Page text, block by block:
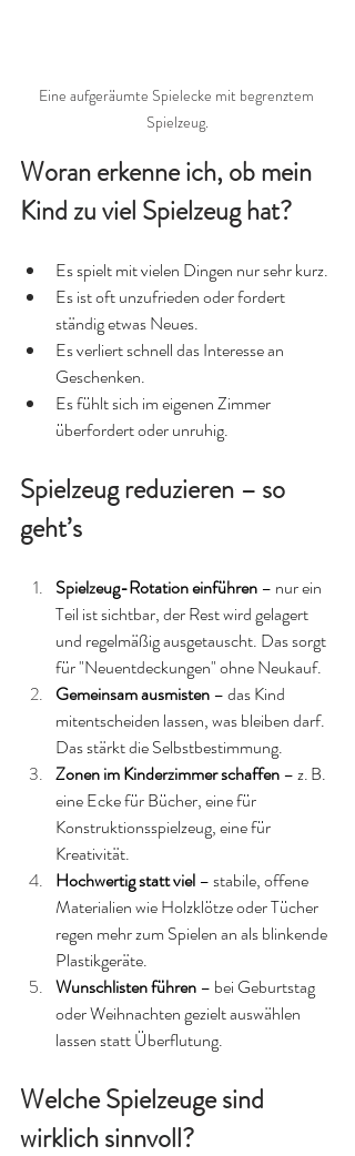
Eine aufgeräumte Spielecke mit begrenztem
Spielzeug.
Woran erkenne ich, ob mein
Kind zu viel Spielzeug hat?
Es spielt mit vielen Dingen nur sehr kurz.
Es ist oft unzufrieden oder fordert
ständig etwas Neues.
Es verliert schnell das Interesse an
Geschenken.
Es fühlt sich im eigenen Zimmer
überfordert oder unruhig.
Spielzeug reduzieren – so
geht’s
Spielzeug-Rotation einführen – nur ein
Teil ist sichtbar, der Rest wird gelagert
und regelmäßig ausgetauscht. Das sorgt
für "Neuentdeckungen" ohne Neukauf.
Gemeinsam ausmisten – das Kind
mitentscheiden lassen, was bleiben darf.
Das stärkt die Selbstbestimmung.
Zonen im Kinderzimmer schaffen – z. B.
eine Ecke für Bücher, eine für
Konstruktionsspielzeug, eine für
Kreativität.
Hochwertig statt viel – stabile, offene
Materialien wie Holzklötze oder Tücher
regen mehr zum Spielen an als blinkende
Plastikgeräte.
Wunschlisten führen – bei Geburtstag
oder Weihnachten gezielt auswählen
lassen statt Überflutung.
Welche Spielzeuge sind
wirklich sinnvoll?